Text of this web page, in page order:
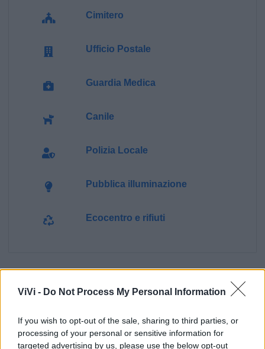
ViVi - Do Not Process My Personal Information
If you wish to opt-out of the sale, sharing to third parties, or
processing of your personal or sensitive information for
targeted advertising by us, please use the below opt-out
Cimitero
Ufficio Postale
Guardia Medica
Canile
Polizia Locale
Pubblica illuminazione
Ecocentro e rifiuti